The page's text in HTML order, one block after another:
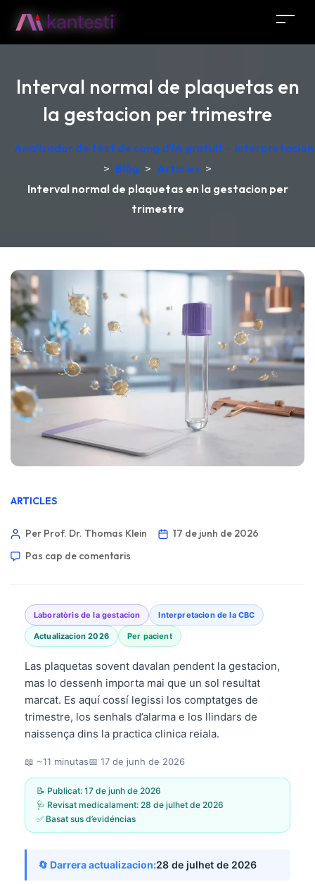
Interval normal de plaquetas en
la gestacion per trimestre
Analizador de tèst de sang d'IA gratuit –
> Blòg > Articles >
Interval normal de plaquetas en la gestacion per
trimestre
ARTICLES
Per Prof. Dr. Thomas Klein
17 de junh de 2026
Pas cap de comentaris
Laboratòris de la gestacion Interpretacion de la CBC
Actualizacion 2026 Per pacient
Las plaquetas sovent davalan pendent la gestacion,
mas lo dessenh importa mai que un sol resultat
marcat. Es aquí cossí legissi los comptatges de
trimestre, los senhals d’alarma e los llindars de
naissença dins la practica clinica reiala.
📖 ~11 minutas📅 17 de junh de 2026
📝 Publicat: 17 de junh de 2026
🩺 Revisat medicalament: 28 de julhet de 2026
✅ Basat sus d’evidéncias
🔄 Darrera actualizacion:28 de julhet de 2026